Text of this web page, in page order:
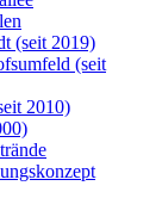
(seit 2019)
(seit
2010)